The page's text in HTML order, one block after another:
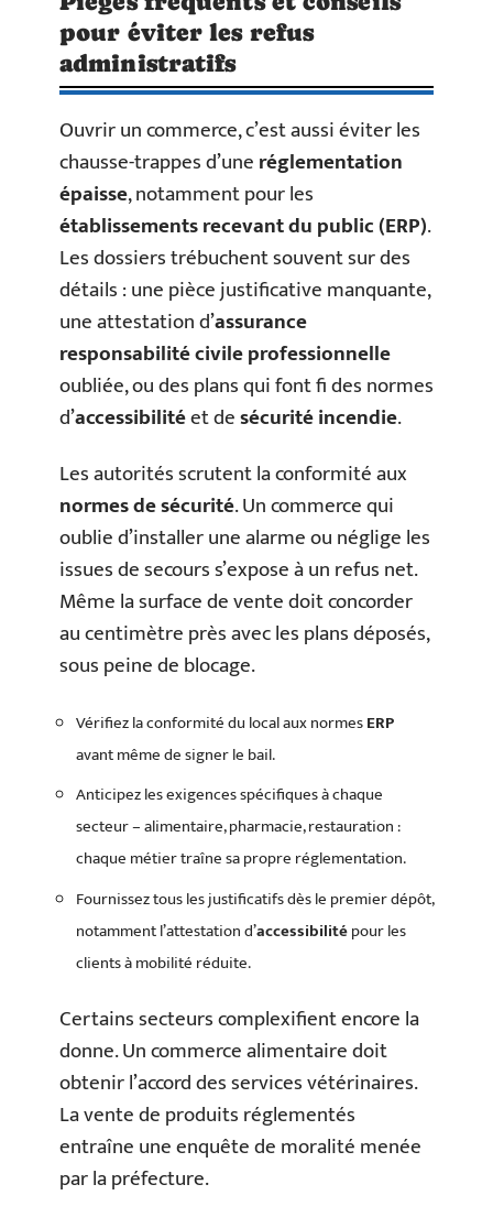
pour éviter les refus
administratifs
Ouvrir un commerce, c’est aussi éviter les
chausse-trappes d’uneréglementation
épaisse, notamment pour les
établissements recevant du public (ERP).
Les dossiers trébuchent souvent sur des
détails : une pièce justificative manquante,
une attestation d’assurance
responsabilité civile professionnelle
oubliée, ou des plans qui font fi des normes
d’accessibilitéet desécurité incendie.
Les autorités scrutent la conformité aux
normes de sécurité. Un commerce qui
oublie d’installer une alarme ou néglige les
issues de secours s’expose à un refus net.
Même la surface de vente doit concorder
au centimètre près avec les plans déposés,
sous peine de blocage.
Vérifiez la conformité du local aux normesERP
avant même de signer le bail.
Anticipez les exigences spécifiques à chaque
secteur – alimentaire, pharmacie, restauration :
chaque métier traîne sa propre réglementation.
Fournissez tous les justificatifs dès le premier dépôt,
notamment l’attestation d’accessibilitépour les
clients à mobilité réduite.
Certains secteurs complexifient encore la
donne. Un commerce alimentaire doit
obtenir l’accord des services vétérinaires.
La vente de produits réglementés
entraîne une enquête de moralité menée
par la préfecture.